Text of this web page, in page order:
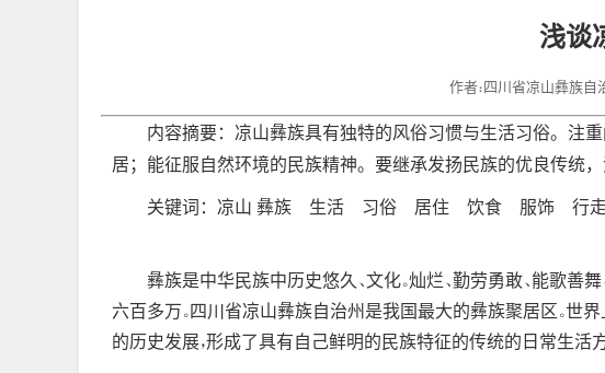
浅谈
作者：四川省凉山彝族自
内容摘要：凉山彝族具有独特的风俗习惯与生活习俗。注
居；能征服自然环境的民族精神。要继承发扬民族的优良传统
关键词：凉山 彝族 生活 习俗 居住 饮食 服饰 行走
彝族是中华民族中历史悠久、文化。灿烂、勤劳勇敢、能歌善舞
六百多万。四川省凉山彝族自治州是我国最大的彝族聚居区。世
的历史发展，形成了具有自己鲜明的民族特征的传统的日常生活